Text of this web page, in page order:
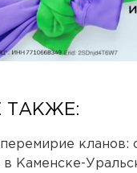
ТАКЖЕ:
кланов:
в Каменске-